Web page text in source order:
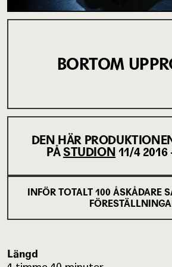
BORTOM
DEN HÄR
PÅ STUDION 11/4 2016
INFÖR TOTALT 100 ÅSKÅDARE
Längd